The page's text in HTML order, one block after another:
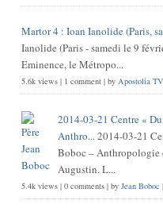
Martor 4 : Ioan Ianolide (Paris,
Ianolide (Paris - samedi le 9 février 2013) Avec la
Eminence, le Métropo...
5.6k views| 1 comment| by Apostolia TV
2014-03-21 Centre «
Anthro...2014-03-21
Boboc – Anthropologie
Augustin. L...
5.4k views| 0 comments| by Jean Boboc |